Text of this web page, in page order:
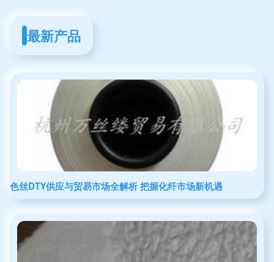
最新产品
色丝DTY供应与贸易市场全解析 把握化纤市场新机遇